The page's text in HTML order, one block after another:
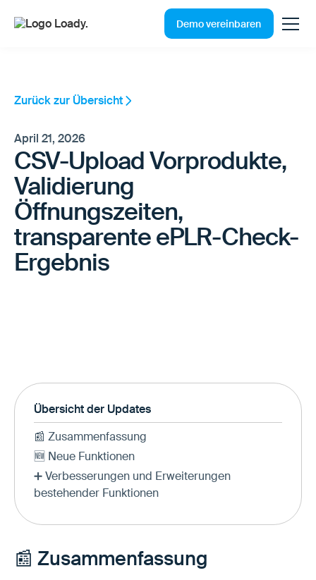
Demo vereinbaren
Zurück zur Übersicht
April 21, 2026
CSV-Upload Vorprodukte,
Validierung
Öffnungszeiten,
transparente ePLR-Check-
Ergebnis
Übersicht der Updates
📰 Zusammenfassung
🆕 Neue Funktionen
➕ Verbesserungen und Erweiterungen
bestehender Funktionen
📰 Zusammenfassung